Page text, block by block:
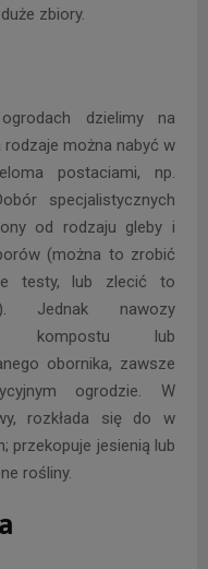
zbiory.
dzielimy na
rodzaje można nabyć w
postaciami, np.
specjalistycznych
od rodzaju gleby i
(można to zrobić
testy, lub zlecić to
Jednak nawozy
kompostu lub
obornika, zawsze
ogrodzie. W
rozkłada się do w
przekopuje jesienią lub
rośliny.